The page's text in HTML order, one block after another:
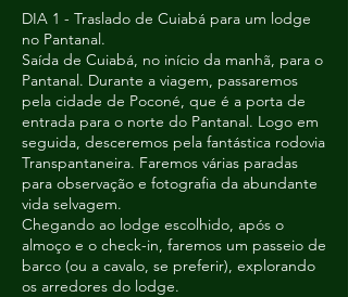
DIA 1 - Traslado de Cuiabá para um lodge
no Pantanal.
Saída de Cuiabá, no início da manhã, para o
Pantanal. Durante a viagem, passaremos
pela cidade de Poconé, que é a porta de
entrada para o norte do Pantanal. Logo em
seguida, desceremos pela fantástica rodovia
Transpantaneira. Faremos várias paradas
para observação e fotografia da abundante
vida selvagem.
Chegando ao lodge escolhido, após o
almoço e o check-in, faremos um passeio de
barco (ou a cavalo, se preferir), explorando
os arredores do lodge.